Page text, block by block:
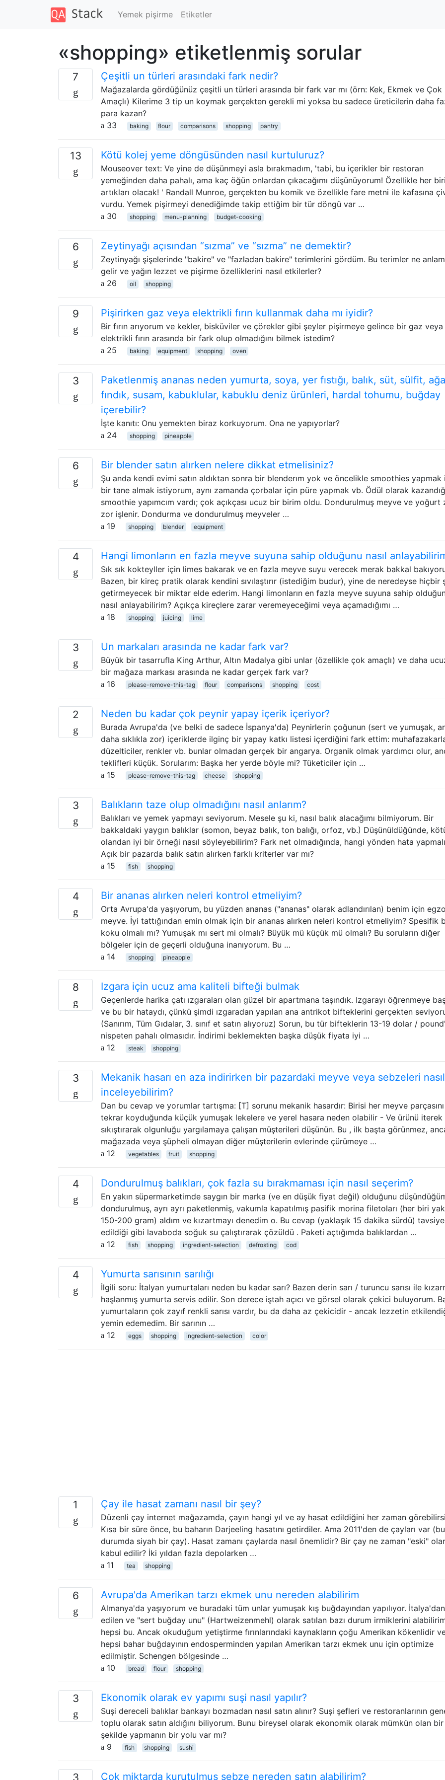
Yemek pişirme Etiketler
«shopping» etiketlenmiş sorular
7 Çeşitli un türleri arasındaki fark nedir?
Mağazalarda gördüğünüz çeşitli un türleri arasında bir fark var mı (örn: Kek, Ekmek ve Çok
Amaçlı) Kilerime 3 tip un koymak gerçekten gerekli mi yoksa bu sadece üreticilerin daha
para kazan?
33
baking flour comparisons shopping pantry
13 Kötü kolej yeme döngüsünden nasıl kurtuluruz?
Mouseover text: Ve yine de düşünmeyi asla bırakmadım, 'tabi, bu içerikler bir restoran
yemeğinden daha pahalı, ama kaç öğün onlardan çıkacağımı düşünüyorum! Özellikle her
artıkları olacak! ' Randall Munroe, gerçekten bu komik ve özellikle fare metni ile kafasına
vurdu. Yemek pişirmeyi denediğimde takip ettiğim bir tür döngü var …
30
shopping menu-planning budget-cooking
6 Zeytinyağı açısından “sızma” ve “sızma” ne demektir?
Zeytinyağı şişelerinde "bakire" ve "fazladan bakire" terimlerini gördüm. Bu terimler ne
gelir ve yağın lezzet ve pişirme özelliklerini nasıl etkilerler?
26
oil shopping
9 Pişirirken gaz veya elektrikli fırın kullanmak daha mı iyidir?
Bir fırın arıyorum ve kekler, bisküviler ve çörekler gibi şeyler pişirmeye gelince bir gaz veya
elektrikli fırın arasında bir fark olup olmadığını bilmek istedim?
25
baking equipment shopping oven
3
Paketlenmiş ananas neden yumurta, soya, yer fıstığı, balık, süt, sülfit,
fındık, susam, kabuklular, kabuklu deniz ürünleri, hardal tohumu, buğday
içerebilir?
İşte kanıtı: Onu yemekten biraz korkuyorum. Ona ne yapıyorlar?
24
shopping pineapple
6 Bir blender satın alırken nelere dikkat etmelisiniz?
Şu anda kendi evimi satın aldıktan sonra bir blenderım yok ve öncelikle smoothies yapmak
bir tane almak istiyorum, aynı zamanda çorbalar için püre yapmak vb. Ödül olarak
smoothie yapımcım vardı; çok açıkçası ucuz bir birim oldu. Dondurulmuş meyve ve yoğurt
zor işlenir. Dondurma ve dondurulmuş meyveler …
19
shopping blender equipment
4 Hangi limonların en fazla meyve suyuna sahip olduğunu nasıl
Sık sık kokteyller için limes bakarak ve en fazla meyve suyu verecek merak bakkal
Bazen, bir kireç pratik olarak kendini sıvılaştırır (istediğim budur), yine de neredeyse hiçbir
getirmeyecek bir miktar elde ederim. Hangi limonların en fazla meyve suyuna sahip
nasıl anlayabilirim? Açıkça kireçlere zarar veremeyeceğimi veya açamadığımı …
18
shopping juicing lime
3 Un markaları arasında ne kadar fark var?
Büyük bir tasarrufla King Arthur, Altın Madalya gibi unlar (özellikle çok amaçlı) ve daha
bir mağaza markası arasında ne kadar gerçek fark var?
16
please-remove-this-tag flour comparisons shopping cost
2 Neden bu kadar çok peynir yapay içerik içeriyor?
Burada Avrupa'da (ve belki de sadece İspanya'da) Peynirlerin çoğunun (sert ve yumuşak,
daha sıklıkla zor) içeriklerde ilginç bir yapay katkı listesi içerdiğini fark ettim:
düzelticiler, renkler vb. bunlar olmadan gerçek bir angarya. Organik olmak yardımcı olur,
teklifleri küçük. Sorularım: Başka her yerde böyle mi? Tüketiciler için …
15
please-remove-this-tag cheese shopping
3 Balıkların taze olup olmadığını nasıl anlarım?
Balıkları ve yemek yapmayı seviyorum. Mesele şu ki, nasıl balık alacağımı bilmiyorum. Bir
bakkaldaki yaygın balıklar (somon, beyaz balık, ton balığı, orfoz, vb.) Düşünüldüğünde,
olandan iyi bir örneği nasıl söyleyebilirim? Fark net olmadığında, hangi yönden hata
Açık bir pazarda balık satın alırken farklı kriterler var mı?
15
fish shopping
4 Bir ananas alırken neleri kontrol etmeliyim?
Orta Avrupa'da yaşıyorum, bu yüzden ananas ("ananas" olarak adlandırılan) benim için
meyve. İyi tattığından emin olmak için bir ananas alırken neleri kontrol etmeliyim? Spesifik
koku olmalı mı? Yumuşak mı sert mi olmalı? Büyük mü küçük mü olmalı? Bu soruların diğer
bölgeler için de geçerli olduğuna inanıyorum. Bu …
14
shopping pineapple
8 Izgara için ucuz ama kaliteli bifteği bulmak
Geçenlerde harika çatı ızgaraları olan güzel bir apartmana taşındık. Izgarayı öğrenmeye
ve bu bir hataydı, çünkü şimdi ızgaradan yapılan ana antrikot bifteklerini gerçekten
(Sanırım, Tüm Gıdalar, 3. sınıf et satın alıyoruz) Sorun, bu tür bifteklerin 13-19 dolar /
nispeten pahalı olmasıdır. İndirimi beklemekten başka düşük fiyata iyi …
12
steak shopping
3
Mekanik hasarı en aza indirirken bir pazardaki meyve veya sebzeleri nasıl
inceleyebilirim?
Dan bu cevap ve yorumlar tartışma: [T] sorunu mekanik hasardır: Birisi her meyve parçasını
tekrar koyduğunda küçük yumuşak lekelere ve yerel hasara neden olabilir - Ve ürünü iterek
sıkıştırarak olgunluğu yargılamaya çalışan müşterileri düşünün. Bu , ilk başta görünmez,
mağazada veya şüpheli olmayan diğer müşterilerin evlerinde çürümeye …
12
vegetables fruit shopping
4 Dondurulmuş balıkları, çok fazla su bırakmaması için nasıl seçerim?
En yakın süpermarketimde saygın bir marka (ve en düşük fiyat değil) olduğunu
dondurulmuş, ayrı ayrı paketlenmiş, vakumla kapatılmış pasifik morina filetoları (her biri
150-200 gram) aldım ve kızartmayı denedim o. Bu cevap (yaklaşık 15 dakika sürdü) tavsiye
edildiği gibi lavaboda soğuk su çalıştırarak çözüldü . Paketi açtığımda balıklardan …
12
fish shopping ingredient-selection defrosting cod
4 Yumurta sarısının sarılığı
İlgili soru: İtalyan yumurtaları neden bu kadar sarı? Bazen derin sarı / turuncu sarısı ile
haşlanmış yumurta servis edilir. Son derece iştah açıcı ve görsel olarak çekici buluyorum.
yumurtaların çok zayıf renkli sarısı vardır, bu da daha az çekicidir - ancak lezzetin
yemin edemedim. Bir sarının …
12
eggs shopping ingredient-selection color
1 Çay ile hasat zamanı nasıl bir şey?
Düzenli çay internet mağazamda, çayın hangi yıl ve ay hasat edildiğini her zaman
Kısa bir süre önce, bu baharın Darjeeling hasatını getirdiler. Ama 2011'den de çayları var (bu
durumda siyah bir çay). Hasat zamanı çaylarda nasıl önemlidir? Bir çay ne zaman "eski"
kabul edilir? İki yıldan fazla depolarken …
11
tea shopping
6 Avrupa'da Amerikan tarzı ekmek unu nereden alabilirim
Almanya'da yaşıyorum ve buradaki tüm unlar yumuşak kış buğdayından yapılıyor.
edilen ve "sert buğday unu" (Hartweizenmehl) olarak satılan bazı durum irmiklerini
hepsi bu. Ancak okuduğum yetiştirme fırınlarındaki kaynakların çoğu Amerikan kökenlidir
hepsi bahar buğdayının endosperminden yapılan Amerikan tarzı ekmek unu için optimize
edilmiştir. Schengen bölgesinde …
10
bread flour shopping
3 Ekonomik olarak ev yapımı suşi nasıl yapılır?
Suşi dereceli balıklar bankayı bozmadan nasıl satın alınır? Suşi şefleri ve restoranlarının
toplu olarak satın aldığını biliyorum. Bunu bireysel olarak ekonomik olarak mümkün olan bir
şekilde yapmanın bir yolu var mı?
9
fish shopping sushi
3 Çok miktarda kurutulmuş sebze nereden satın alabilirim?